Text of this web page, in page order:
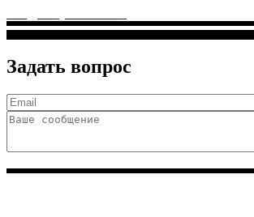
Задать вопрос